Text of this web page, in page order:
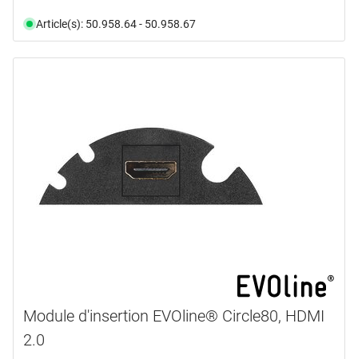
Article(s): 50.958.64 - 50.958.67
Module d'insertion EVOline® Circle80, HDMI
2.0